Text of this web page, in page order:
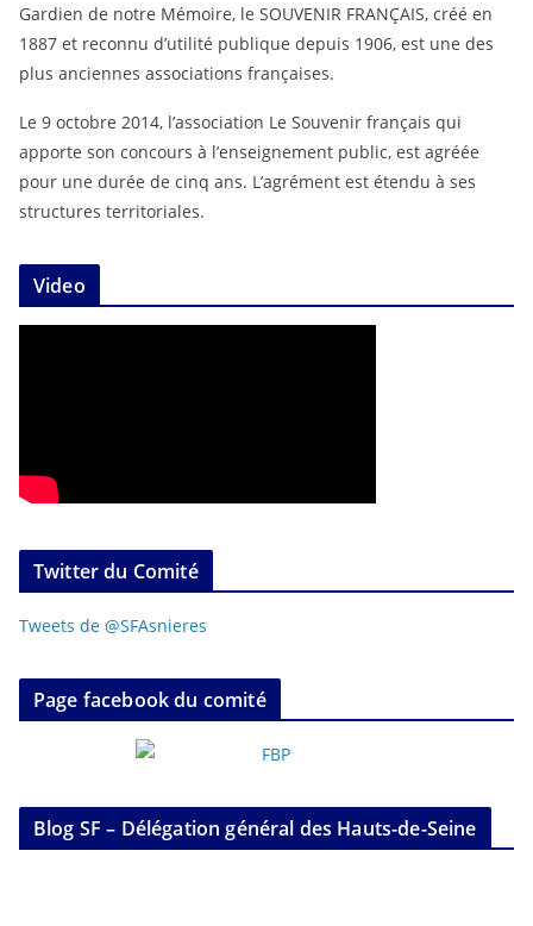
Gardien de notre Mémoire, le SOUVENIR FRANÇAIS, créé en
1887 et reconnu d’utilité publique depuis 1906, est une des
plus anciennes associations françaises.
Le 9 octobre 2014, l’association Le Souvenir français qui
apporte son concours à l’enseignement public, est agréée
pour une durée de cinq ans. L’agrément est étendu à ses
structures territoriales.
Video
Twitter du Comité
Tweets de @SFAsnieres
Page facebook du comité
Blog SF – Délégation général des Hauts-de-Seine